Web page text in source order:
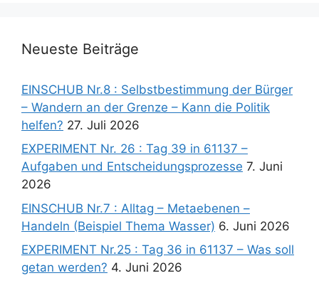
Neueste Beiträge
EINSCHUB Nr.8 : Selbstbestimmung der Bürger
– Wandern an der Grenze – Kann die Politik
helfen? 27. Juli 2026
EXPERIMENT Nr. 26 : Tag 39 in 61137 –
Aufgaben und Entscheidungsprozesse 7. Juni
2026
EINSCHUB Nr.7 : Alltag – Metaebenen –
Handeln (Beispiel Thema Wasser) 6. Juni 2026
EXPERIMENT Nr.25 : Tag 36 in 61137 – Was soll
getan werden? 4. Juni 2026